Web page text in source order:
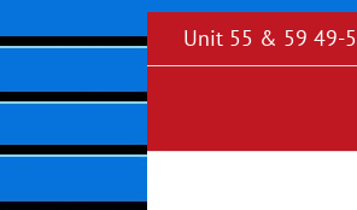
to
Unit 55 & 59 49-